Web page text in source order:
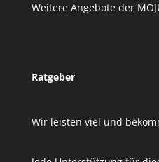
Weitere Angebote der
Ratgeber
Wir leisten viel und